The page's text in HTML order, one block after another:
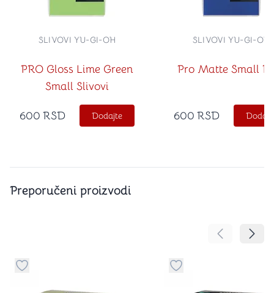
PRO Gloss Lime Green
Small Slivovi
SLIVOVI YU-GI-OH
600 RSD Dodajte
Pro Matte Small
SLIVOVI YU-GI-OH
600 RSD
Preporučeni proizvodi
Pomeranje
Dugme za dodavanje stvari u kategoriju omiljeno
Dugme za dodavanje